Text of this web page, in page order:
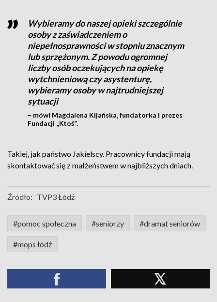
Wybieramy do naszej opieki szczególnie
osoby z zaświadczeniem o
niepełnosprawności w stopniu znacznym
lub sprzężonym. Z powodu ogromnej
liczby osób oczekujących na opiekę
wytchnieniową czy asystenturę,
wybieramy osoby w najtrudniejszej
sytuacji
– mówi Magdalena Kijańska, fundatorka i prezes
Fundacji „Ktoś”.
Takiej, jak państwo Jakielscy. Pracownicy fundacji mają
skontaktować się z małżeństwem w najbliższych dniach.
Źródło: TVP3 Łódź
#pomoc społeczna #seniorzy #dramat seniorów
#mops łódź